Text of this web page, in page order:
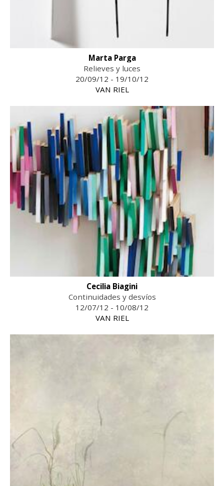
Marta Parga
Relieves y luces
20/09/12 - 19/10/12
VAN RIEL
Cecilia Biagini
Continuidades y desvíos
12/07/12 - 10/08/12
VAN RIEL